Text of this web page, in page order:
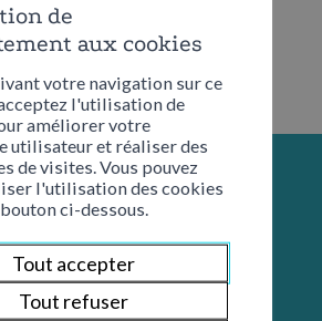
de
aux cookies
votre navigation sur ce
l'utilisation de
améliorer votre
utilisateur et réaliser des
de visites. Vous pouvez
l'utilisation des cookies
ci-dessous.
Tout accepter
Tout refuser